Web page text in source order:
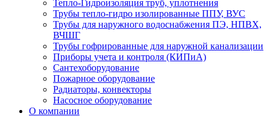
Тепло-Гидроизоляция труб, уплотнения
Трубы тепло-гидро изолированные ППУ, ВУС
Трубы для наружного водоснабжения ПЭ, НПВХ,
ВЧШГ
Трубы гофрированные для наружной канализации
Приборы учета и контроля (КИПиА)
Сантехоборудование
Пожарное оборудование
Радиаторы, конвекторы
Насосное оборудование
О компании